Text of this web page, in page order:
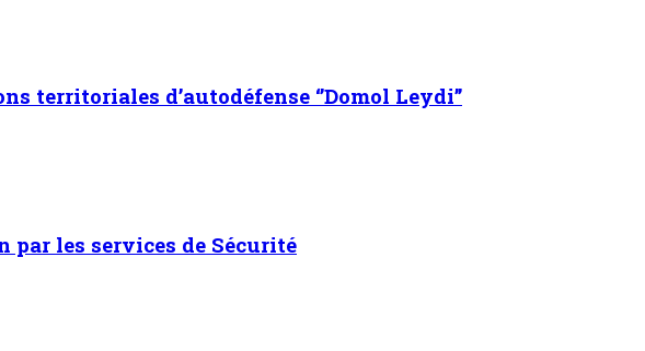
d’autodéfense ‘’Domol Leydi’’
par les services de Sécurité